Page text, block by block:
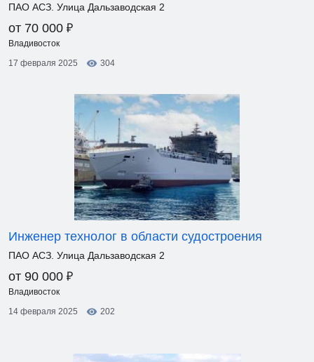
ПАО АСЗ. Улица Дальзаводская 2
от 70 000 ₽
Владивосток
17 февраля 2025
304
Инженер технолог в области судостроения
ПАО АСЗ. Улица Дальзаводская 2
от 90 000 ₽
Владивосток
14 февраля 2025
202